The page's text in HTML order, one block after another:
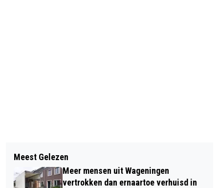
ZOMERSE HITTE OP KOMST: LET OP
JEZELF, ANDEREN EN JE HUISDIEREN
VRIJWILLIGERSVACATURE BIJ HET
LEEFFESTIVAL OP 6 JULI
Meest Gelezen
Meer mensen uit Wageningen
vertrokken dan ernaartoe verhuisd in